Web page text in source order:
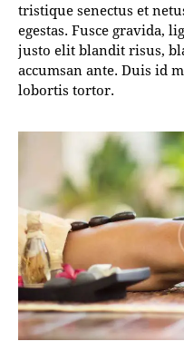
tristique senectus et
egestas. Fusce gravida,
justo elit blandit risus,
accumsan ante. Duis id
lobortis tortor.